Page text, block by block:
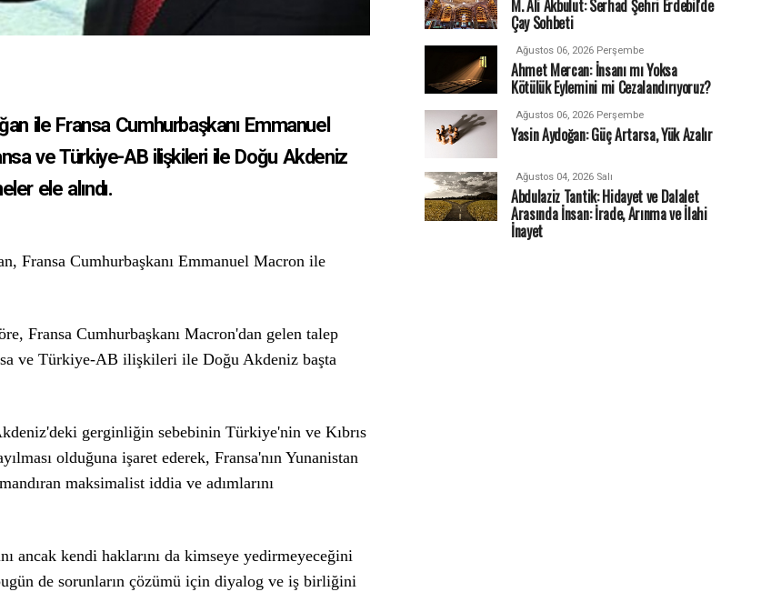
ile Fransa Cumhurbaşkanı Emmanuel
ve Türkiye-AB ilişkileri ile Doğu Akdeniz
ele alındı.
Fransa Cumhurbaşkanı Emmanuel Macron ile
Fransa Cumhurbaşkanı Macron'dan gelen talep
ve Türkiye-AB ilişkileri ile Doğu Akdeniz başta
gerginliğin sebebinin Türkiye'nin ve Kıbrıs
olduğuna işaret ederek, Fransa'nın Yunanistan
maksimalist iddia ve adımlarını
ancak kendi haklarını da kimseye yedirmeyeceğini
de sorunların çözümü için diyalog ve iş birliğini
M. Ali Akbulut: Serhad Şehri Erdebil'de
Çay Sohbeti
Ağustos 06, 2026 Perşembe
Ahmet Mercan: İnsanı mı Yoksa
Kötülük Eylemini mi Cezalandırıyoruz?
Ağustos 06, 2026 Perşembe
Yasin Aydoğan: Güç Artarsa, Yük Azalır
Ağustos 04, 2026 Salı
Abdulaziz Tantik: Hidayet ve Dalalet
Arasında İnsan: İrade, Arınma ve İlahi
İnayet